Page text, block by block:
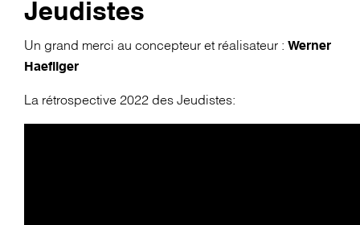
Jeudistes
Un grand merci au concepteur et réalisateur : Werner
Haefliger
La rétrospective 2022 des Jeudistes: